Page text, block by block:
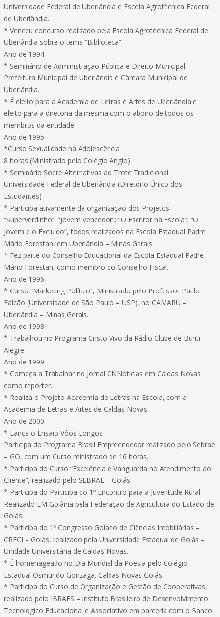
Universidade Federal de Uberlândia e Escola Agrotécnica Federal
de Uberlândia.
* Venceu concurso realizado pela Escola Agrotécnica Federal de
Uberlândia sobre o tema “Biblioteca”.
Ano de 1994
* Seminário de Administração Pública e Direito Municipal.
Prefeitura Municipal de Uberlândia e Câmara Municipal de
Uberlândia.
* É eleito para a Academia de Letras e Artes de Uberlândia e
eleito para a diretoria da mesma com o abono de todos os
membros da entidade.
Ano de 1995
*Curso Sexualidade na Adolescência
8 horas (Ministrado pelo Colégio Anglo)
* Seminário Sobre Alternativas ao Trote Tradicional.
Universidade Federal de Uberlândia (Diretório Único dos
Estudantes)
* Participa ativamente da organização dos Projetos:
“Superverdinho”; “Jovem Vencedor”; “O Escritor na Escola”; “O
Jovem e o Excluído”, todos realizados na Escola Estadual Padre
Mário Forestan, em Uberlândia – Minas Gerais.
* Fez parte do Conselho Educacional da Escola Estadual Padre
Mário Forestan, como membro do Conselho Fiscal.
Ano de 1996
* Curso “Marketing Político”, Ministrado pelo Professor Paulo
Falcão (Universidade de São Paulo – USP), no CAMARU –
Uberlândia – Minas Gerais.
Ano de 1998:
* Trabalhou no Programa Cristo Vivo da Rádio Clube de Buriti
Alegre.
Ano de 1999
* Começa a Trabalhar no Jornal CNNotícias em Caldas Novas
como repórter.
* Realiza o Projeto Academia de Letras na Escola, com a
Academia de Letras e Artes de Caldas Novas.
Ano de 2000
* Lança o Ensaio Vôos Longos
Participa do Programa Brasil Empreendedor realizado pelo Sebrae
– GO, com um Curso ministrado de 16 horas.
* Participa do Curso “Excelência e Vanguarda no Atendimento ao
Cliente”, realizado pelo SEBRAE – Goiás.
* Participa do Participa do 1º Encontro para a Juventude Rural –
Realizado EM Goiânia pela Federação de Agricultura do Estado de
Goiás.
* Participa do 1º Congresso Goiano de Ciências Imobiliárias –
CRECI – Goiás, realizado pela Universidade Estadual de Goiás –
Unidade Universitária de Caldas Novas.
* É homenageado no Dia Mundial da Poesia pelo Colégio
Estadual Osmundo Gonzaga. Caldas Novas Goiás.
* Participa do Curso de Organização e Gestão de Cooperativas,
realizado pelo IBRAES – Instituto Brasileiro de Desenvolvimento
Tecnológico Educacional e Associativo em parceria com o Banco